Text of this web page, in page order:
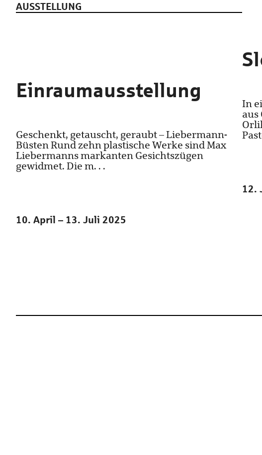
AUSSTELLUNG
Einraumausstellung
Geschenkt, getauscht, geraubt – Liebermann-
Büsten Rund zehn plastische Werke sind Max
Liebermanns markanten Gesichtszügen
gewidmet. Die m. . .
10. April – 13. Juli 2025
In
aus
12.